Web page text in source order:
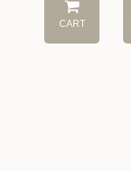
CART